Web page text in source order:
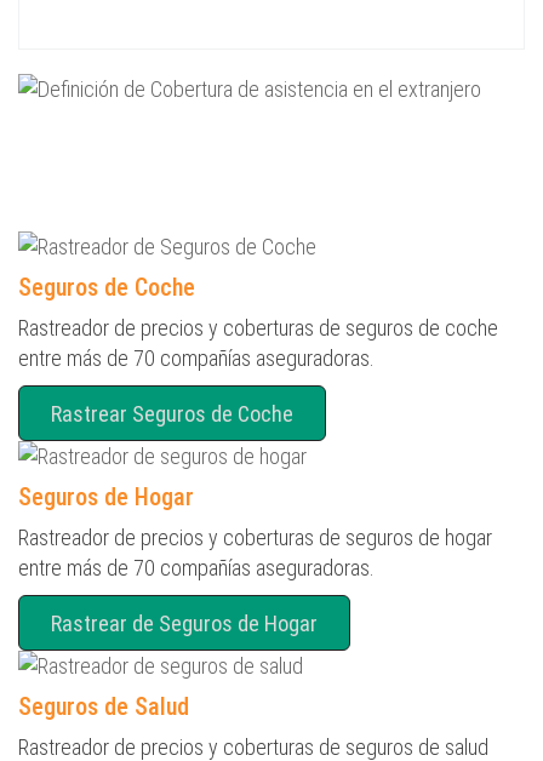
Seguros de Coche
Rastreador de precios y coberturas de seguros de coche
entre más de 70 compañías aseguradoras.
Rastrear Seguros de Coche
Seguros de Hogar
Rastreador de precios y coberturas de seguros de hogar
entre más de 70 compañías aseguradoras.
Rastrear de Seguros de Hogar
Seguros de Salud
Rastreador de precios y coberturas de seguros de salud